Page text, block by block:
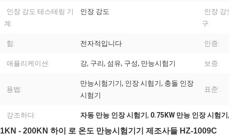
인장 강도 테스테링 기
계:
인장 강도
인장 강
구:
힘: 전자적입니다 인증:
애플리케이션: 강, 구리, 섬유, 구성, 만능시험기 보증:
용법:
만능시험기기, 인장 시험기, 충돌 인장
시험기
표준:
강조하다: 자동 만능 인장 시험기 , 0.75KW 만능 인장 시험기 ,
1KN - 200KN 하이 로 온도 만능시험기기 제조사들 HZ-1009C